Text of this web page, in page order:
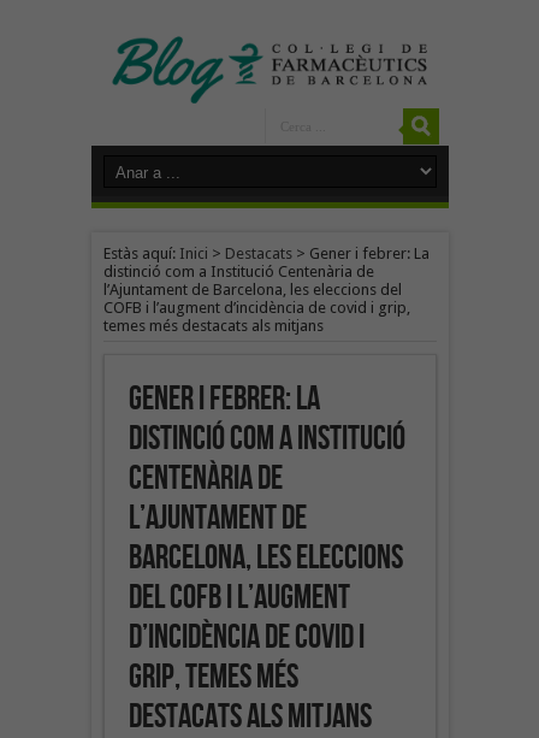
Estàs aquí: Inici > Destacats> Gener i febrer: La
distinció com a Institució Centenària de
l’Ajuntament de Barcelona, les eleccions del
COFB i l’augment d’incidència de covid i grip,
temes més destacats als mitjans
Gener i febrer: La
distinció com a Institució
Centenària de
l’Ajuntament de
Barcelona, les eleccions
del COFB i l’augment
d’incidència de covid i
grip, temes més
destacats als mitjans